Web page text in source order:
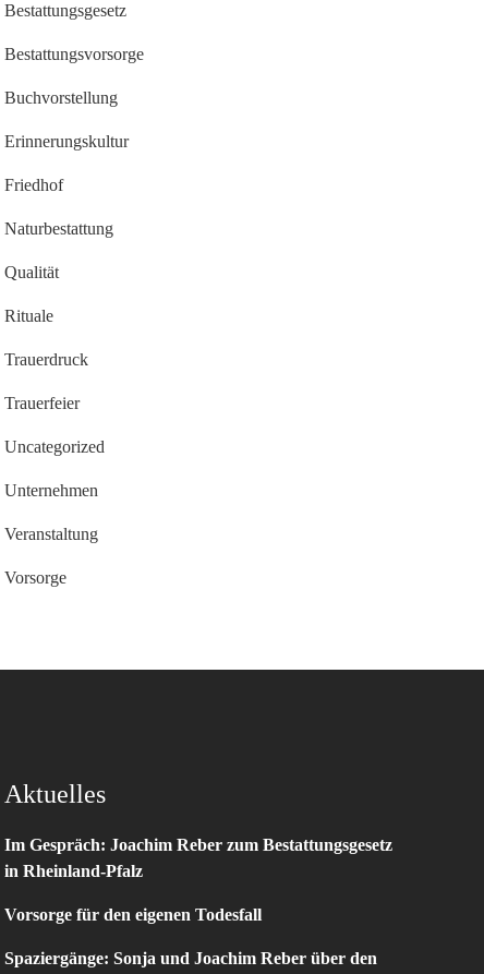
Bestattungsgesetz
Bestattungsvorsorge
Buchvorstellung
Erinnerungskultur
Friedhof
Naturbestattung
Qualität
Rituale
Trauerdruck
Trauerfeier
Uncategorized
Unternehmen
Veranstaltung
Vorsorge
Aktuelles
Im Gespräch: Joachim Reber zum Bestattungsgesetz
in Rheinland-Pfalz
Vorsorge für den eigenen Todesfall
Spaziergänge: Sonja und Joachim Reber über den